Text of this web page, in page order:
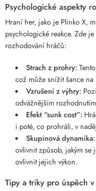
Psychologické aspekty
Hraní her, jako je Plinko X,
psychologické reakce. Zde
rozhodování hráčů:
Strach z prohry:
což může snížit šance na
Vzrušení z výhry:
odvážnějším
Efekt “sunk cost”:
i poté, co prohráli, v
Skupinová dynamika:
ovlivnit způsob, jakým
ovlivnit jejich výkon.
Tipy a triky pro úspěch